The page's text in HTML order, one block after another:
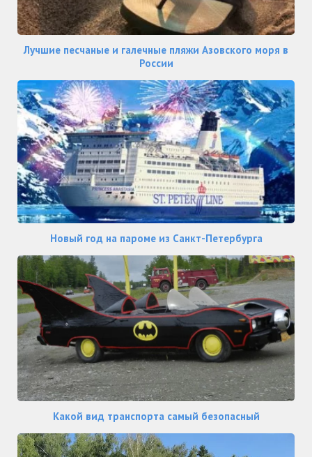
Лучшие песчаные и галечные пляжи Азовского моря в
России
Новый год на пароме из Санкт-Петербурга
Какой вид транспорта самый безопасный